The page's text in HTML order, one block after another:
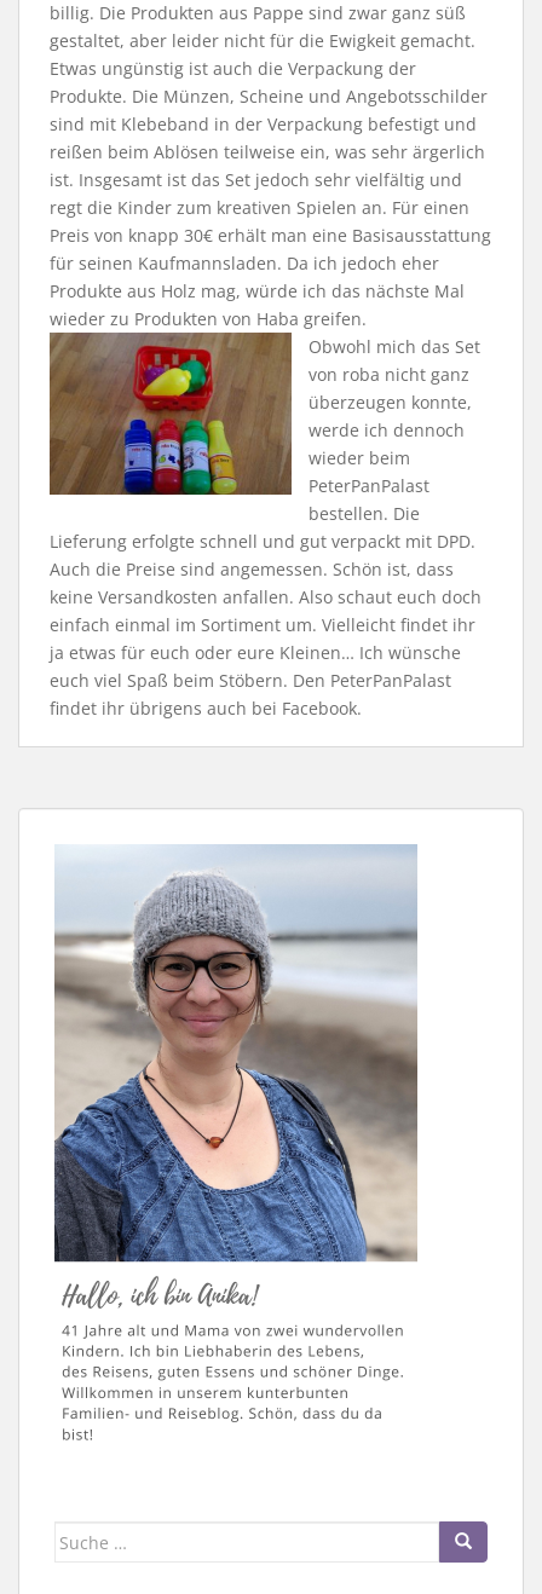
billig. Die Produkten aus Pappe sind zwar ganz süß
gestaltet, aber leider nicht für die Ewigkeit gemacht.
Etwas ungünstig ist auch die Verpackung der
Produkte. Die Münzen, Scheine und Angebotsschilder
sind mit Klebeband in der Verpackung befestigt und
reißen beim Ablösen teilweise ein, was sehr ärgerlich
ist. Insgesamt ist das Set jedoch sehr vielfältig und
regt die Kinder zum kreativen Spielen an. Für einen
Preis von knapp 30€ erhält man eine Basisausstattung
für seinen Kaufmannsladen. Da ich jedoch eher
Produkte aus Holz mag, würde ich das nächste Mal
wieder zu Produkten von Haba greifen.
Obwohl mich das Set
von roba nicht ganz
überzeugen konnte,
werde ich dennoch
wieder beim
PeterPanPalast
bestellen. Die
Lieferung erfolgte schnell und gut verpackt mit DPD.
Auch die Preise sind angemessen. Schön ist, dass
keine Versandkosten anfallen. Also schaut euch doch
einfach einmal im Sortiment um. Vielleicht findet ihr
ja etwas für euch oder eure Kleinen… Ich wünsche
euch viel Spaß beim Stöbern. Den PeterPanPalast
findet ihr übrigens auch bei Facebook.
Suche